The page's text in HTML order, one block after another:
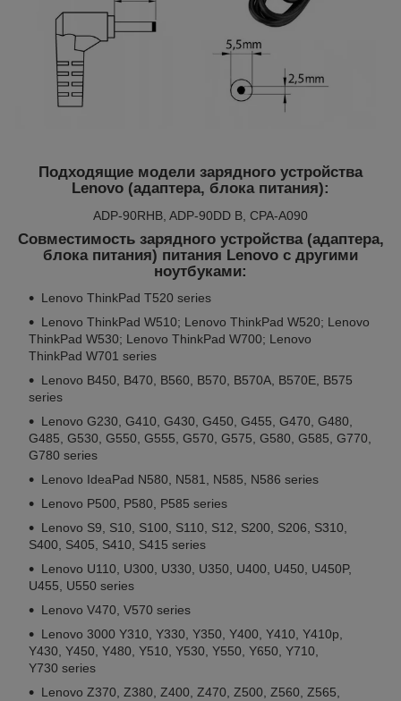
Подходящие модели зарядного устройства
Lenovo (адаптера, блока питания):
ADP-90RHB, ADP-90DD B, CPA-A090
Совместимость зарядного устройства (адаптера,
блока питания) питания Lenovo с другими
ноутбуками:
Lenovo ThinkPad T520 series
Lenovo ThinkPad W510; Lenovo ThinkPad W520; Lenovo
ThinkPad W530; Lenovo ThinkPad W700; Lenovo
ThinkPad W701 series
Lenovo B450, B470, B560, B570, B570A, B570E, B575
series
Lenovo G230, G410, G430, G450, G455, G470, G480,
G485, G530, G550, G555, G570, G575, G580, G585, G770,
G780 series
Lenovo IdeaPad N580, N581, N585, N586 series
Lenovo P500, P580, P585 series
Lenovo S9, S10, S100, S110, S12, S200, S206, S310,
S400, S405, S410, S415 series
Lenovo U110, U300, U330, U350, U400, U450, U450P,
U455, U550 series
Lenovo V470, V570 series
Lenovo 3000 Y310, Y330, Y350, Y400, Y410, Y410p,
Y430, Y450, Y480, Y510, Y530, Y550, Y650, Y710,
Y730 series
Lenovo Z370, Z380, Z400, Z470, Z500, Z560, Z565,